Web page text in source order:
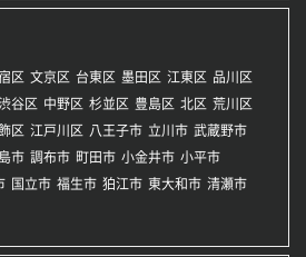
区 文京区 台東区 墨田区 江東区 品川区
谷区 中野区 杉並区 豊島区 北区 荒川区
区 江戸川区 八王子市 立川市 武蔵野市
市 調布市 町田市 小金井市 小平市
国立市 福生市 狛江市 東大和市 清瀬市